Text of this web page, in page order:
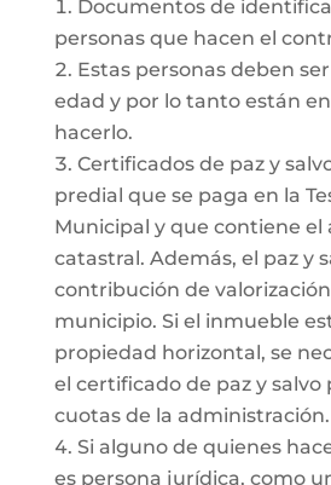
Documentos de
personas que hacen el
Estas personas deben
edad y por lo tanto están
hacerlo.
Certificados de paz y
predial que se paga en la
Municipal y que contiene el
catastral. Además, el paz y
contribución de
municipio. Si el inmueble
propiedad horizontal, se
el certificado de paz y salvo
cuotas de la administración.
Si alguno de quienes
es persona jurídica, como